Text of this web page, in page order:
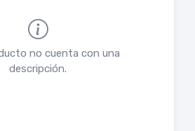
no cuenta con una
descripción.